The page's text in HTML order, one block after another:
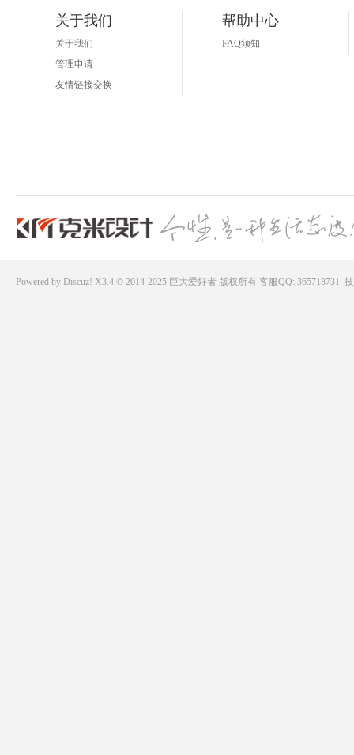
关于我们
关于我们
管理申请
友情链接交换
帮助中心
FAQ须知
Powered by Discuz! X3.4 © 2014-2025 巨大爱好者版权所有 客服QQ: 365718731